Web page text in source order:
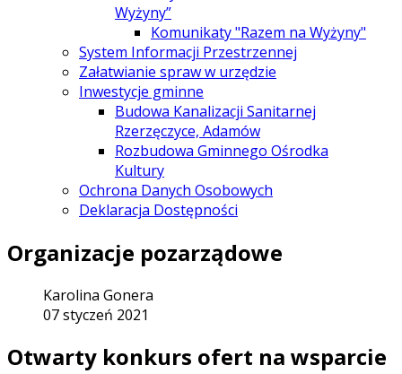
Wyżyny”
Komunikaty "Razem na Wyżyny"
System Informacji Przestrzennej
Załatwianie spraw w urzędzie
Inwestycje gminne
Budowa Kanalizacji Sanitarnej
Rzerzęczyce, Adamów
Rozbudowa Gminnego Ośrodka
Kultury
Ochrona Danych Osobowych
Deklaracja Dostępności
Organizacje pozarządowe
Karolina Gonera
07 styczeń 2021
Otwarty konkurs ofert na wsparcie